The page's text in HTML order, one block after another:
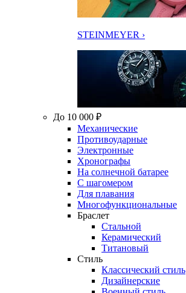
STEINMEYER ›
До 10 000 ₽
Механические
Противоударные
Электронные
Хронографы
На солнечной батарее
С шагомером
Для плавания
Многофункциональные
Браслет
Стальной
Керамический
Титановый
Стиль
Классический стиль
Дизайнерские